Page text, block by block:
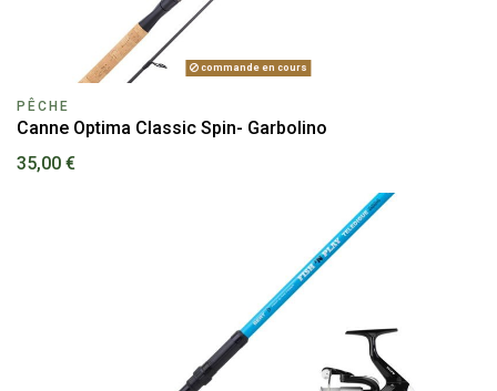
commande en cours
PÊCHE
Canne Optima Classic Spin- Garbolino
35,00 €